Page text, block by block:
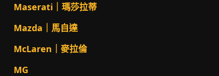
Maserati｜瑪莎拉蒂
Mazda｜馬自達
McLaren｜麥拉倫
MG